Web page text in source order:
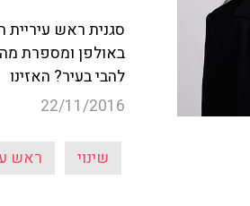
סגנית ראש
באולפן ומספרת
להבי בעיר? האזינו
22/11/2016
שינוי ראש